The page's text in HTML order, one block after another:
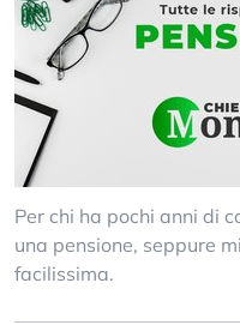
Per chi ha pochi anni di
una pensione, seppure
facilissima.